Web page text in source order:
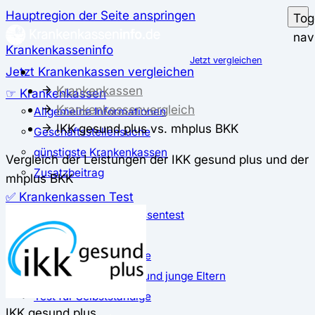
Hauptregion der Seite anspringen
Krankenkasseninfo
Jetzt Krankenkassen vergleichen
☞ Krankenkassen
Allgemeine Informationen
Geschäftsstellensuche
günstigste Krankenkassen
Zusatzbeitrag
✅ Krankenkassen Test
Der große Krankenkassentest
Test für Studierende
Test für Auszubildende
Test für Schwangere und junge Eltern
Test für Selbstständige
Jetzt vergleichen
Krankenkassen
Krankenkassenvergleich
IKK gesund plus vs. mhplus BKK
Vergleich der Leistungen der IKK gesund plus und der
mhplus BKK